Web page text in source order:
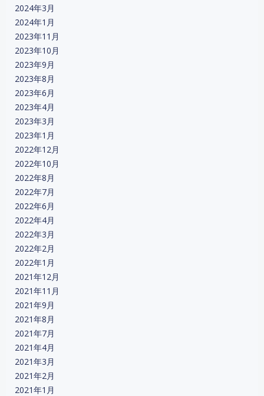
2024年3月
2024年1月
2023年11月
2023年10月
2023年9月
2023年8月
2023年6月
2023年4月
2023年3月
2023年1月
2022年12月
2022年10月
2022年8月
2022年7月
2022年6月
2022年4月
2022年3月
2022年2月
2022年1月
2021年12月
2021年11月
2021年9月
2021年8月
2021年7月
2021年4月
2021年3月
2021年2月
2021年1月